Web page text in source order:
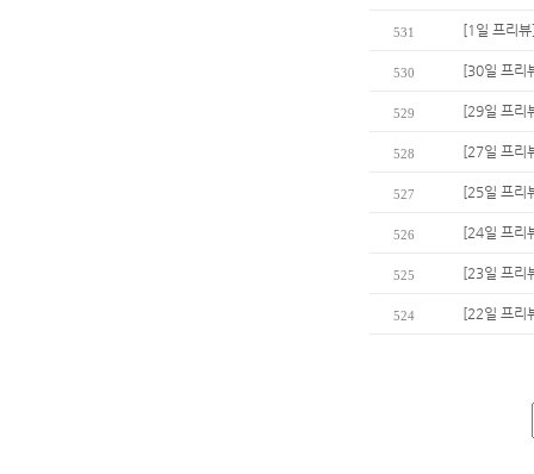
531 [1일 프리
530 [30일 프리
529 [29일 프리
528 [27일 프리
527 [25일 프리
526 [24일 프리
525 [23일 프리
524 [22일 프리